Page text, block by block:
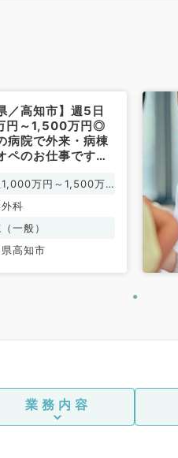
／高知市】週5日
円～1,500万円◎
病院で外来・病棟
ペのお仕事です
万円～1,500万
科
一般）
高知市
業務内容